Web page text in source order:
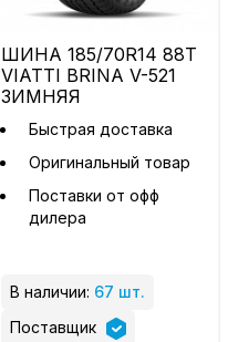
ШИНА 185/70R14 88T
VIATTI BRINA V-521
ЗИМНЯЯ
Быстрая доставка
Оригинальный товар
Поставки от офф
дилера
В наличии: 67 шт.
Поставщик